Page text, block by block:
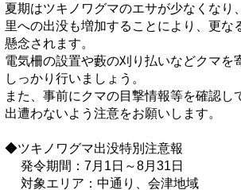
夏期はツキノワグマのエサが少なくなり
里への出没も増加することにより、更な
懸念されます。
電気柵の設置や藪の刈り払いなどクマを
しっかり行いましょう。
また、事前にクマの目撃情報等を確認し
出遭わないよう注意をお願いします。
◆ツキノワグマ出没特別注意報
発令期間：7月1日～8月31日
対象エリア：中通り、会津地域